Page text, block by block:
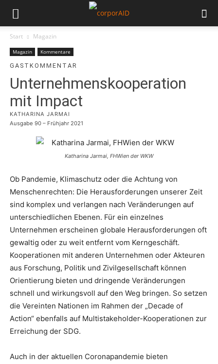
Start Magazin
Magazin Kommentare
GASTKOMMENTAR
Unternehmenskooperation
mit Impact
KATHARINA JARMAI
Ausgabe 90 – Frühjahr 2021
Katharina Jarmai, FHWien der WKW
Ob Pandemie, Klimaschutz oder die Achtung von
Menschenrechten: Die Herausforderungen unserer Zeit
sind komplex und verlangen nach Veränderungen auf
unterschiedlichen Ebenen. Für ein einzelnes
Unternehmen erscheinen globale Herausforderungen oft
gewaltig oder zu weit entfernt vom Kerngeschäft.
Kooperationen mit anderen Unternehmen oder Akteuren
aus Forschung, Politik und Zivilgesellschaft können
Orientierung bieten und dringende Veränderungen
schnell und wirkungsvoll auf den Weg bringen. So setzen
die Vereinten Nationen im Rahmen der „Decade of
Action“ ebenfalls auf Multistakeholder-Kooperationen zur
Erreichung der SDG.
Auch in der aktuellen Coronapandemie bieten